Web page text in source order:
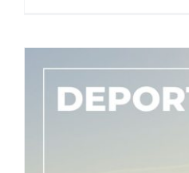
El Arte de